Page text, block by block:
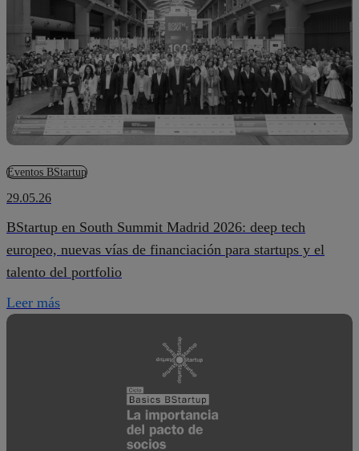
Eventos BStartup
29.05.26
BStartup en South Summit Madrid 2026: deep tech
europeo, nuevas vías de financiación para startups y el
talento del portfolio
Leer más